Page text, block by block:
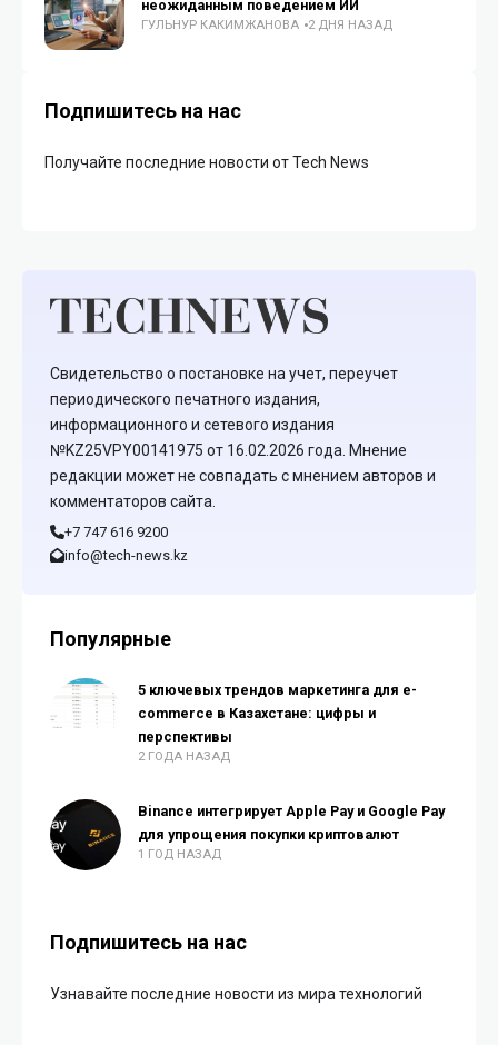
неожиданным поведением ИИ
ГУЛЬНУР КАКИМЖАНОВА 2 ДНЯ НАЗАД
Подпишитесь на нас
Получайте последние новости от Tech News
Свидетельство о постановке на учет, переучет
периодического печатного издания,
информационного и сетевого издания
№KZ25VPY00141975 от 16.02.2026 года. Мнение
редакции может не совпадать с мнением авторов и
комментаторов сайта.
+7 747 616 9200
info@tech-news.kz
Популярные
5 ключевых трендов маркетинга для e-
commerce в Казахстане: цифры и
перспективы
2 ГОДА НАЗАД
Binance интегрирует Apple Pay и Google Pay
для упрощения покупки криптовалют
1 ГОД НАЗАД
Подпишитесь на нас
Узнавайте последние новости из мира технологий